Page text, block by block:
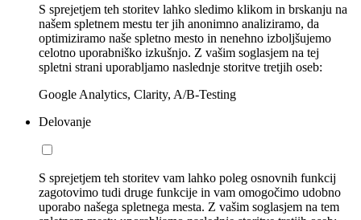
S sprejetjem teh storitev lahko sledimo klikom in brskanju na
našem spletnem mestu ter jih anonimno analiziramo, da
optimiziramo naše spletno mesto in nenehno izboljšujemo
celotno uporabniško izkušnjo. Z vašim soglasjem na tej
spletni strani uporabljamo naslednje storitve tretjih oseb:
Google Analytics, Clarity, A/B-Testing
Delovanje
S sprejetjem teh storitev vam lahko poleg osnovnih funkcij
zagotovimo tudi druge funkcije in vam omogočimo udobno
uporabo našega spletnega mesta. Z vašim soglasjem na tem